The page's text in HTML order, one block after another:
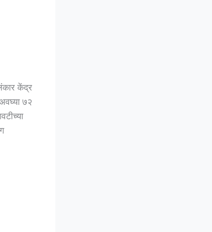
केंद्र
७२